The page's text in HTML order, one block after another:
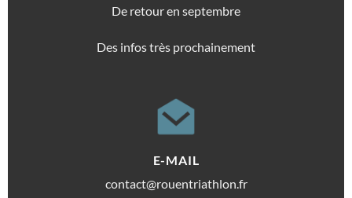
De retour en septembre
Des infos très prochainement
E-MAIL
contact@rouentriathlon.fr